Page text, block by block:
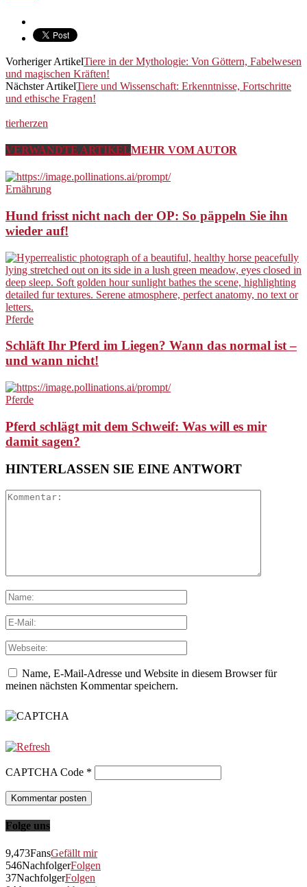
Vorheriger ArtikelTiere in der Mythologie: Von Göttern, Fabelwesen
und magischen Kräften!
Nächster ArtikelTiere und Wissenschaft: Erkenntnisse, Fortschritte
und ethische Fragen!
tierherzen
VERWANDTE ARTIKELMEHR VOM AUTOR
Ernährung
Hund frisst nicht nach der OP: So päppeln Sie ihn
wieder auf!
Pferde
Schläft Ihr Pferd im Liegen? Wann das normal ist –
und wann nicht!
Pferde
Pferd schlägt mit dem Schweif: Was will es mir
damit sagen?
HINTERLASSEN SIE EINE ANTWORT
Name, E-Mail-Adresse und Website in diesem Browser für
meinen nächsten Kommentar speichern.
CAPTCHA Code *
Folge uns
9,473FansGefällt mir
546NachfolgerFolgen
37NachfolgerFolgen